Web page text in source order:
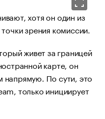
хотя он один из
зрения комиссии.
живет за границей
карте, он
напрямую. По сути, это
только инициирует